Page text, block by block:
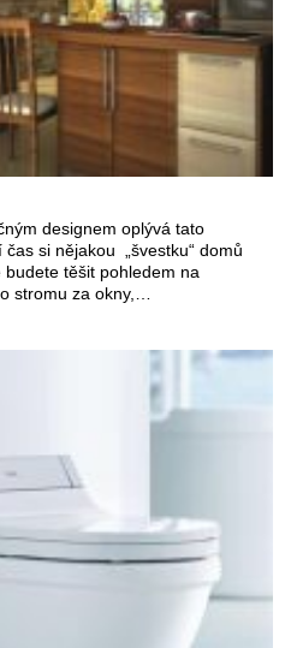
designem oplývá tato
si nějakou „švestku“ domů
těšit pohledem na
stromu za okny,…